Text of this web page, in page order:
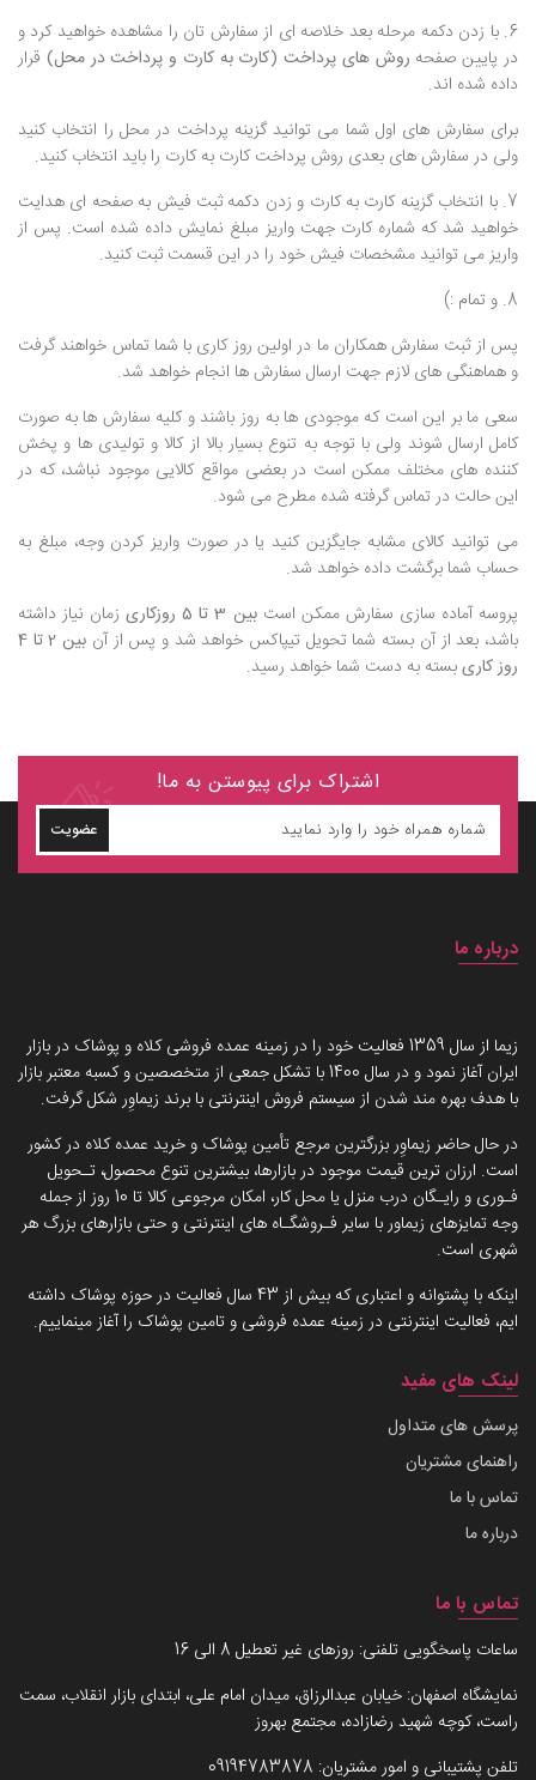
6. با زدن دکمه مرحله بعد خلاصه ای از سفارش تان را مشاهده خواهید کرد و
در پایین صفحه روش های پرداخت (کارت به کارت و پرداخت در محل) قرار
داده شده اند.
برای سفارش های اول شما می توانید گزینه پرداخت در محل را انتخاب کنید
ولی در سفارش های بعدی روش پرداخت کارت به کارت را باید انتخاب کنید.
7. با انتخاب گزینه کارت به کارت و زدن دکمه ثبت فیش به صفحه ای هدایت
خواهید شد که شماره کارت جهت واریز مبلغ نمایش داده شده است. پس از
واریز می توانید مشخصات فیش خود را در این قسمت ثبت کنید.
8. و تمام :)
پس از ثبت سفارش همکاران ما در اولین روز کاری با شما تماس خواهند گرفت
و هماهنگی های لازم جهت ارسال سفارش ها انجام خواهد شد.
سعی ما بر این است که موجودی ها به روز باشند و کلیه سفارش ها به صورت
کامل ارسال شوند ولی با توجه به تنوع بسیار بالا از کالا و تولیدی ها و پخش
کننده های مختلف ممکن است در بعضی مواقع کالایی موجود نباشد، که در
این حالت در تماس گرفته شده مطرح می شود.
می توانید کالای مشابه جایگزین کنید یا در صورت واریز کردن وجه، مبلغ به
حساب شما برگشت داده خواهد شد.
پروسه آماده سازی سفارش ممکن استبین 3 تا 5 روزکاری
زمان نیاز داشته
باشد، بعد از آن بسته شما تحویل تیپاکس خواهد شد و پس از آن
بین 2 تا 4
روز کاریبسته به دست شما خواهد رسید.
اشتراک برای پیوستن به ما!
عضویت
درباره ما
زیما از سال 1359 فعالیت خود را در زمینه عمده فروشی کلاه و پوشاک در بازار
ایران آغاز نمود و در سال 1400 با تشکل جمعی از متخصصین و کسبه معتبر بازار
با هدف بهره مند شدن از سیستم فروش اینترنتی با برند زیماوِر شکل گرفت.
در حال حاضر زیماوِر بزرگترین مرجع تأمین پوشاک و خرید عمده کلاه در کشور
است. ارزان ترین قیمت موجود در بازارها، بیشترین تنوع محصول، تـحویل
فـوری و رایـگان درب منزل یا محل کار، امکان مرجوعی کالا تا 10 روز از جمله
وجه تمایزهای زیماور با سایر فـروشگـاه های اینترنتی و حتی بازارهای بزرگ هر
شهری است.
اینکه با پشتوانه و اعتباری که بیش از 43 سال فعالیت در حوزه پوشاک داشته
ایم، فعالیت اینترنتی در زمینه عمده فروشی و تامین پوشاک را آغاز مینماییم.
لینک های مفید
پرسش های متداول
راهنمای مشتریان
تماس با ما
درباره ما
تماس با ما
ساعات پاسخگویی تلفنی: روزهای غیر تعطیل 8 الی 16
نمایشگاه اصفهان: خیابان عبدالرزاق، میدان امام علی، ابتدای بازار انقلاب، سمت
راست، کوچه شهید رضازاده، مجتمع بهروز
تلفن پشتیبانی و امور مشتریان: 09194783878